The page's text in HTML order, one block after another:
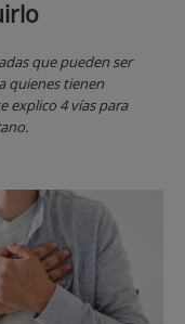
que pueden ser
quienes tienen
explico 4 vías para